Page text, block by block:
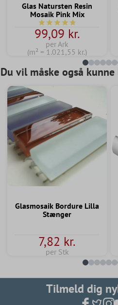
Glas Natursten Resin
Mosaik Pink Mix
Gennemsnitlig
99,09 kr.
per Ark
(m² = 1.021,55 kr.)
Du vil måske også
Glasmosaik Bordure Lilla
Stænger
7,82 kr.
per Stk
Tilmeld dig